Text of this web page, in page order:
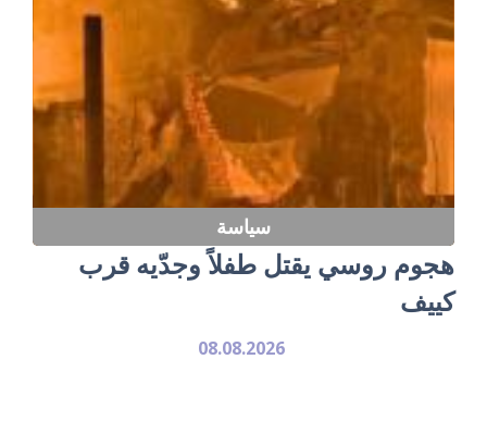
سياسة
هجوم روسي يقتل طفلاً وجدّيه قرب
كييف
08.08.2026